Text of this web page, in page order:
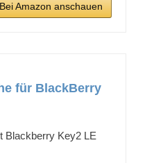
Bei Amazon anschauen
für BlackBerry
Blackberry Key2 LE